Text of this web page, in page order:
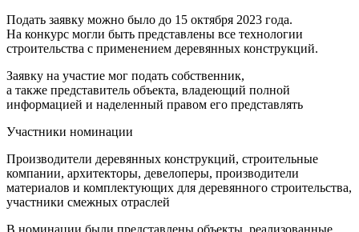
Подать заявку можно было до 15 октября 2023 года.
На конкурс могли быть представлены все технологии
строительства с применением деревянных конструкций.
Заявку на участие мог подать собственник,
а также представитель объекта, владеющий полной
информацией и наделенный правом его представлять
Участники номинации
Производители деревянных конструкций, строительные
компании, архитекторы, девелоперы, производители
материалов и комплектующих для деревянного строительства,
участники смежных отраслей
В номинации были представлены объекты, реализованные